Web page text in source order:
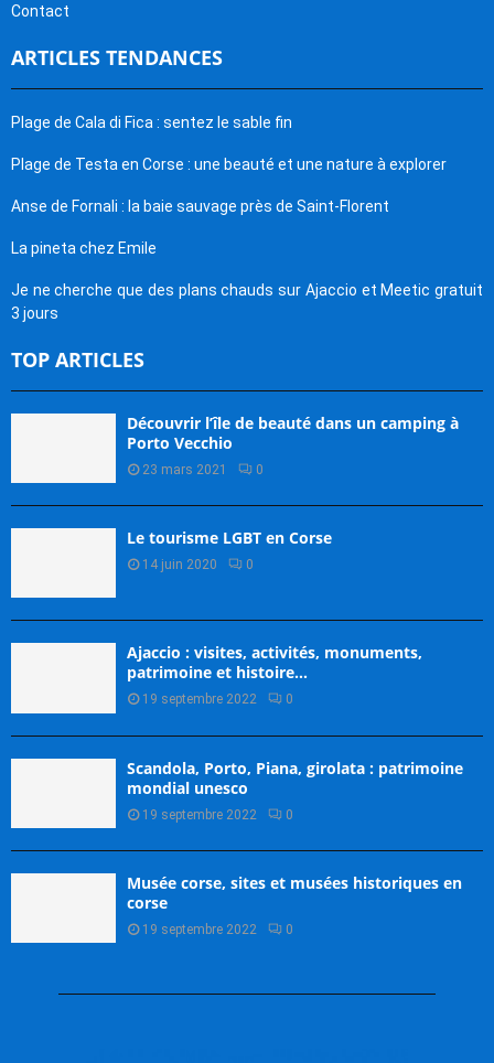
Contact
ARTICLES TENDANCES
Plage de Cala di Fica : sentez le sable fin
Plage de Testa en Corse : une beauté et une nature à explorer
Anse de Fornali : la baie sauvage près de Saint-Florent
La pineta chez Emile
Je ne cherche que des plans chauds sur Ajaccio et Meetic gratuit
3 jours
TOP ARTICLES
Découvrir l’île de beauté dans un camping à
Porto Vecchio
23 mars 2021 0
Le tourisme LGBT en Corse
14 juin 2020 0
Ajaccio : visites, activités, monuments,
patrimoine et histoire…
19 septembre 2022 0
Scandola, Porto, Piana, girolata : patrimoine
mondial unesco
19 septembre 2022 0
Musée corse, sites et musées historiques en
corse
19 septembre 2022 0